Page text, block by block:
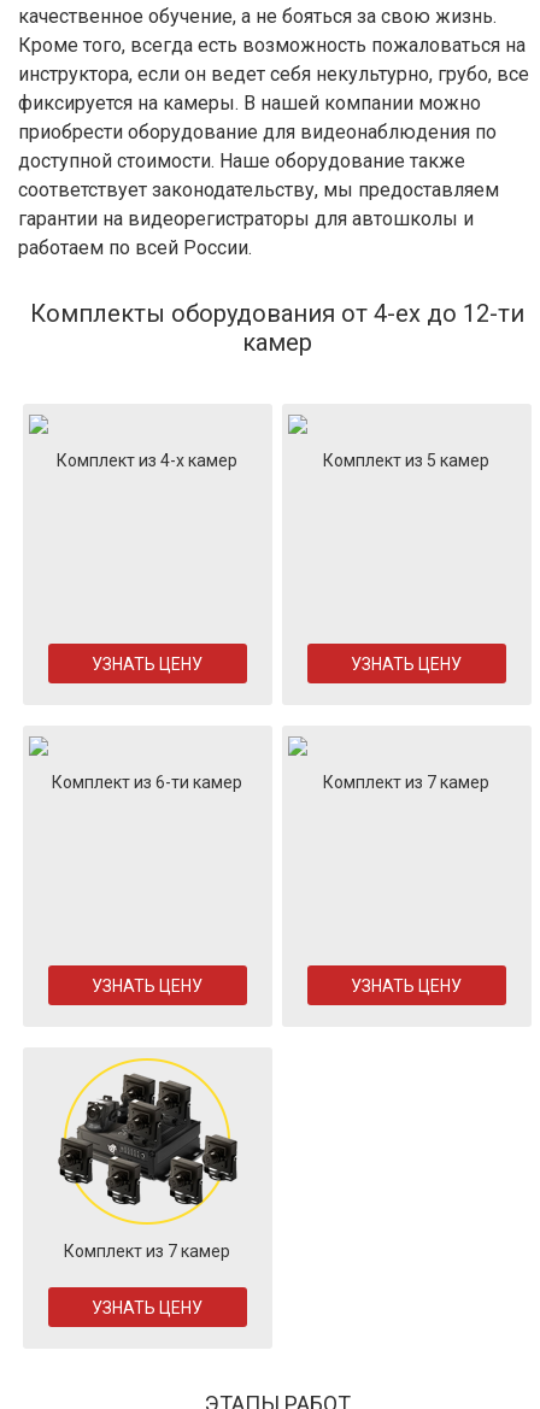
качественное обучение, а не бояться за свою жизнь.
Кроме того, всегда есть возможность пожаловаться на
инструктора, если он ведет себя некультурно, грубо, все
фиксируется на камеры. В нашей компании можно
приобрести оборудование для видеонаблюдения по
доступной стоимости. Наше оборудование также
соответствует законодательству, мы предоставляем
гарантии на видеорегистраторы для автошколы и
работаем по всей России.
Комплекты оборудования от 4-ех до 12-ти
камер
Комплект из 4-х камер
УЗНАТЬ ЦЕНУ
Комплект из 5 камер
УЗНАТЬ ЦЕНУ
Комплект из 6-ти камер
УЗНАТЬ ЦЕНУ
Комплект из 7 камер
УЗНАТЬ ЦЕНУ
Комплект из 7 камер
УЗНАТЬ ЦЕНУ
ЭТАПЫ РАБОТ